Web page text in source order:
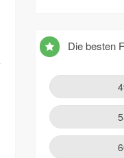
Die besten